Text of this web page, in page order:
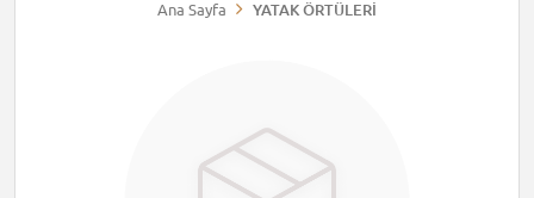
Ana Sayfa YATAK ÖRTÜLERİ